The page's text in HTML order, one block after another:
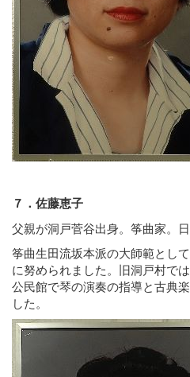
７．佐藤恵子
父親が洞戸菅谷出身。筝曲家。
筝曲生田流坂本派の大師範とし
に努められました。旧洞戸村で
公民館で琴の演奏の指導と古典
した。